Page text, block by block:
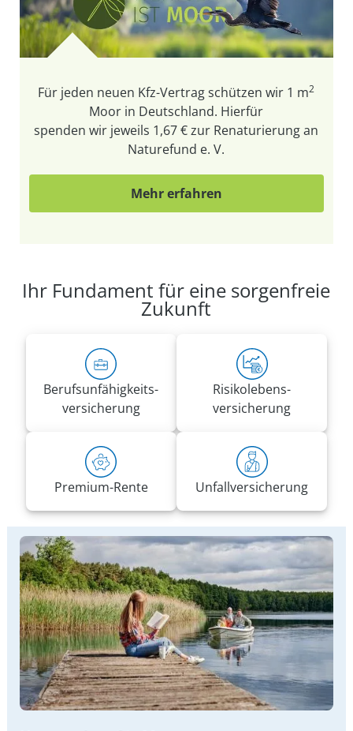
Für jeden neuen Kfz-Vertrag schützen wir 1 m2
Moor in Deutschland. Hierfür
spenden wir jeweils 1,67 € zur Renaturierung an
Naturefund e. V.
Mehr erfahren
Ihr Fundament für eine sorgenfreie
Zukunft
Berufs­unfähigkeits­
versicherung
Risiko­lebens­
versicherung
Premium-Rente Unfall­versicherung